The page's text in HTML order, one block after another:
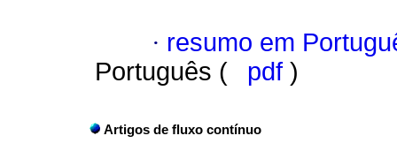
· resumo em
Português (
pdf )
Artigos de fluxo contínuo